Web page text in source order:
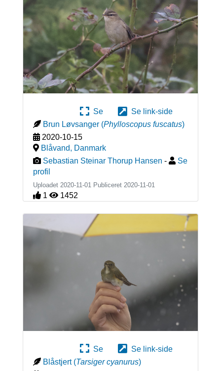
Se
Se link-side
Brun Løvsanger (Phylloscopus fuscatus)
2020-10-15
Blåvand, Danmark
Sebastian Steinar Thorup Hansen -
Se
profil
Uploadet 2020-11-01 Publiceret 2020-11-01
1 1452
Se
Se link-side
Blåstjert (Tarsiger cyanurus)